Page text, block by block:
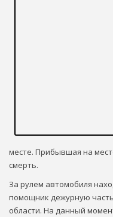
месте. Прибывшая на
смерть.
За рулем автомобиля
помощник дежурную
области. На данный